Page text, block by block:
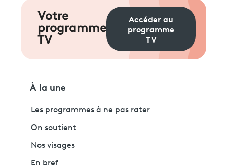
Votre
programme
TV
Accéder au
programme
TV
À la une
Les programmes à ne pas rater
On soutient
Nos visages
En bref